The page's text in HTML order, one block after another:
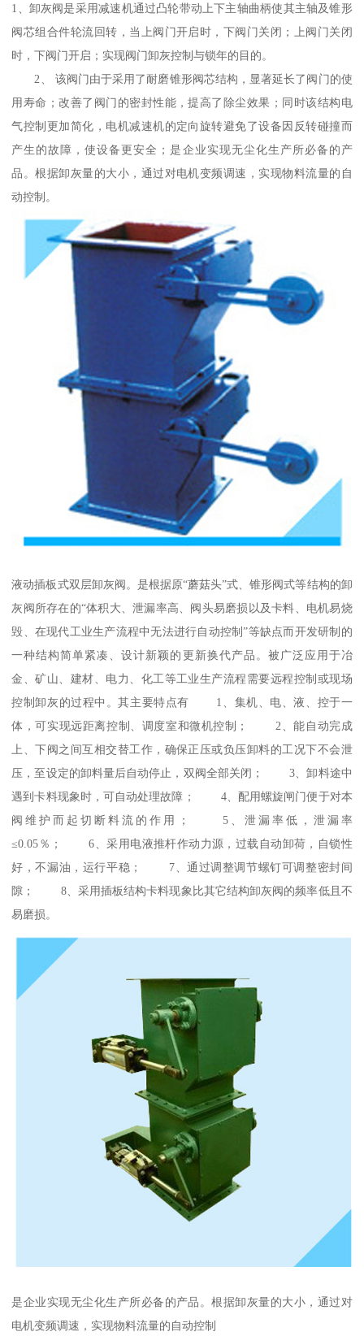
1、卸灰阀是采用减速机通过凸轮带动上下主轴曲柄使其主轴及锥形
阀芯组合件轮流回转，当上阀门开启时，下阀门关闭；上阀门关闭
时，下阀门开启；实现阀门卸灰控制与锁年的目的。
2、 该阀门由于采用了耐磨锥形阀芯结构，显著延长了阀门的使
用寿命；改善了阀门的密封性能，提高了除尘效果；同时该结构电
气控制更加简化，电机减速机的定向旋转避免了设备因反转碰撞而
产生的故障，使设备更安全；是企业实现无尘化生产所必备的产
品。根据卸灰量的大小，通过对电机变频调速，实现物料流量的自
动控制。
液动插板式双层卸灰阀。是根据原“蘑菇头”式、锥形阀式等结构的卸
灰阀所存在的“体积大、泄漏率高、阀头易磨损以及卡料、电机易烧
毁、在现代工业生产流程中无法进行自动控制”等缺点而开发研制的
一种结构简单紧凑、设计新颖的更新换代产品。被广泛应用于冶
金、矿山、建材、电力、化工等工业生产流程需要远程控制或现场
控制卸灰的过程中。其主要特点有 1、集机、电、液、控于一
体，可实现远距离控制、调度室和微机控制； 2、能自动完成
上、下阀之间互相交替工作，确保正压或负压卸料的工况下不会泄
压，至设定的卸料量后自动停止，双阀全部关闭； 3、卸料途中
遇到卡料现象时，可自动处理故障； 4、配用螺旋闸门便于对本
阀维护而起切断料流的作用； 5、泄漏率低，泄漏率
≤0.05％； 6、采用电液推杆作动力源，过载自动卸荷，自锁性
好，不漏油，运行平稳； 7、通过调整调节螺钉可调整密封间
隙； 8、采用插板结构卡料现象比其它结构卸灰阀的频率低且不
易磨损。
是企业实现无尘化生产所必备的产品。根据卸灰量的大小，通过对
电机变频调速，实现物料流量的自动控制